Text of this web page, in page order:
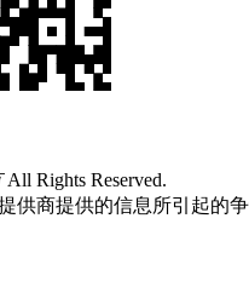
All Rights Reserved.
供商提供的信息所引起的争